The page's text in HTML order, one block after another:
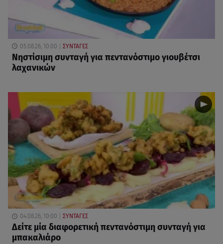
05.08.26, 10:00 ΣΥΝΤΑΓΕΣ
Νηστίσιμη συνταγή για πεντανόστιμο γιουβέτσι
λαχανικών
04.08.26, 10:00 ΣΥΝΤΑΓΕΣ
Δείτε μία διαφορετική πεντανόστιμη συνταγή για
μπακαλιάρο